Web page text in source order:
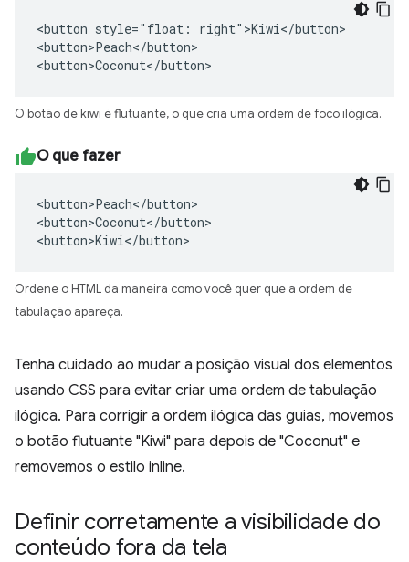
<button style="float: right">Kiwi</button>
<button>Peach</button>
<button>Coconut</button>
O botão de kiwi é flutuante, o que cria uma ordem de foco ilógica.
O que fazer
<button>Peach</button>
<button>Coconut</button>
<button>Kiwi</button>
Ordene o HTML da maneira como você quer que a ordem de
tabulação apareça.
Tenha cuidado ao mudar a posição visual dos elementos
usando CSS para evitar criar uma ordem de tabulação
ilógica. Para corrigir a ordem ilógica das guias, movemos
o botão flutuante "Kiwi" para depois de "Coconut" e
removemos o estilo inline.
Definir corretamente a visibilidade do
conteúdo fora da tela